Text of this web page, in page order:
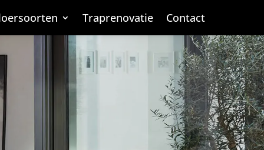
Traprenovatie Contact
Traprenovatie Contact